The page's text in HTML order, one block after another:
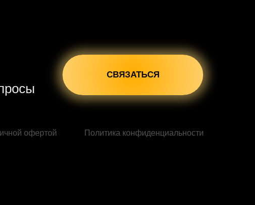
офертой Политика конфиденциальности
СВЯЗАТЬСЯ